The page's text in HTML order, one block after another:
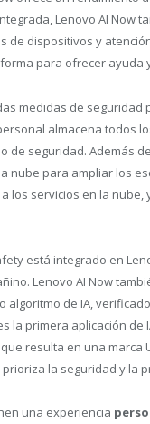
Lenovo AI Now
de dispositivos y
para ofrecer ayuda
medidas de
almacena todos
de seguridad. Además
nube para ampliar los
los servicios en la
está integrado en
Lenovo AI Now
algoritmo de IA,
la primera aplicación de
resulta en una marca
la seguridad y la
una experiencia